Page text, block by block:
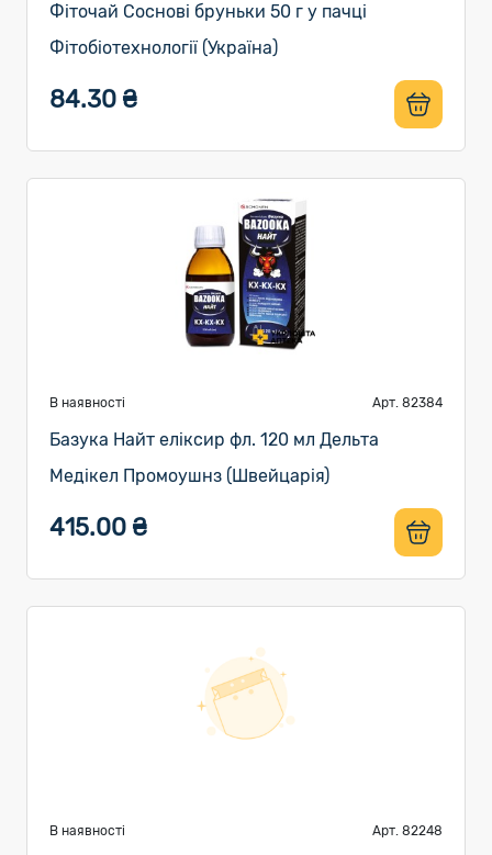
Фіточай Соснові бруньки 50 г у пачці
Фітобіотехнології (Україна)
84.30 ₴
В наявності Арт. 82384
Базука Найт еліксир фл. 120 мл Дельта
Медікел Промоушнз (Швейцарія)
415.00 ₴
В наявності Арт. 82248